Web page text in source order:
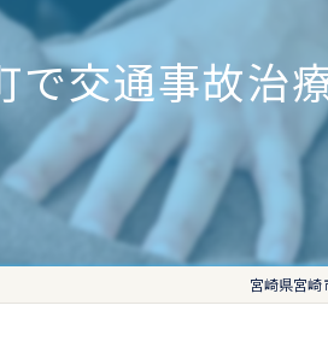
で交通事故治
宮崎県宮崎